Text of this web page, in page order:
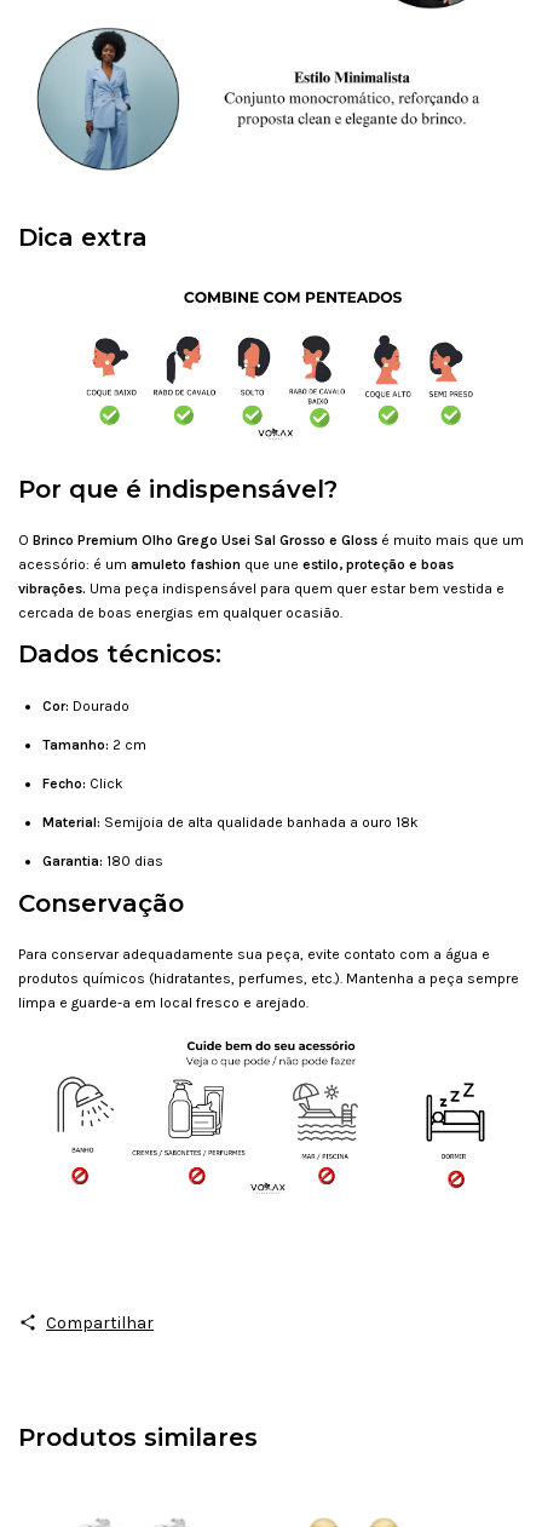
Dica extra
Por que é indispensável?
O Brinco Premium Olho Grego Usei Sal Grosso e Gloss é muito mais que um
acessório: é um amuleto fashion que une estilo, proteção e boas
vibrações. Uma peça indispensável para quem quer estar bem vestida e
cercada de boas energias em qualquer ocasião.
Dados técnicos:
Cor: Dourado
Tamanho: 2 cm
Fecho: Click
Material: Semijoia de alta qualidade banhada a ouro 18k
Garantia: 180 dias
Conservação
Para conservar adequadamente sua peça, evite contato com a água e
produtos químicos (hidratantes, perfumes, etc.). Mantenha a peça sempre
limpa e guarde-a em local fresco e arejado.
Compartilhar
Produtos similares